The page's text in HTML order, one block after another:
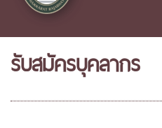
รับสมัครบุคลากร